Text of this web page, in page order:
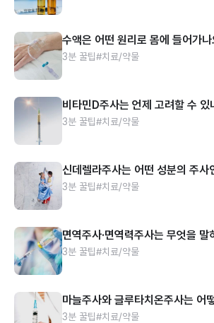
수액은 어떤 원리로 몸에 들어가
3분 꿀팁#치료/약물
비타민D주사는 언제 고려할 수 있
3분 꿀팁#치료/약물
신데렐라주사는 어떤 성분의 주사
3분 꿀팁#치료/약물
면역주사·면역력주사는 무엇을 말
3분 꿀팁#치료/약물
마늘주사와 글루타치온주사는 어
3분 꿀팁#치료/약물